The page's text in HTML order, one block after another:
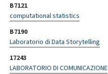
B7121
computational statistics
B7190
Laboratorio di Data Storytelling
17243
LABORATORIO DI COMUNICAZIONE